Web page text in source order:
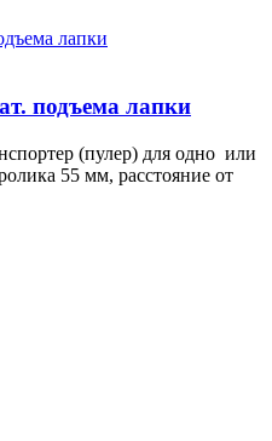
подъема лапки
(пулер) для одно или
55 мм, расстояние от